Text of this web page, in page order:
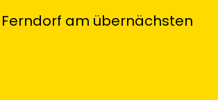
am übernächsten